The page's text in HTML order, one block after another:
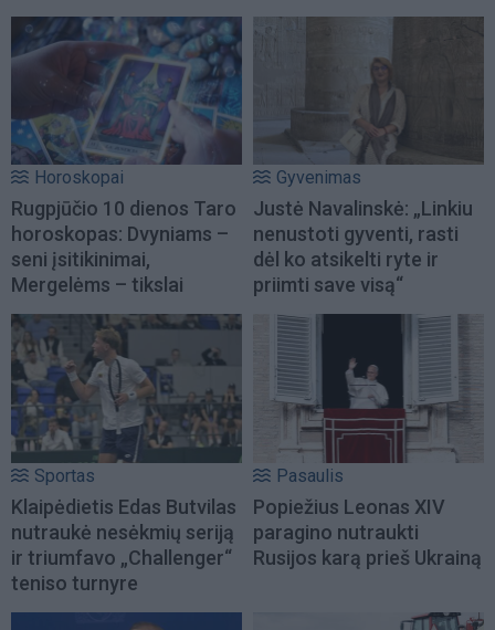
Horoskopai
Rugpjūčio 10 dienos Taro
horoskopas: Dvyniams –
seni įsitikinimai,
Mergelėms – tikslai
Gyvenimas
Justė Navalinskė: „Linkiu
nenustoti gyventi, rasti
dėl ko atsikelti ryte ir
priimti save visą“
Sportas
Klaipėdietis Edas Butvilas
nutraukė nesėkmių seriją
ir triumfavo „Challenger“
teniso turnyre
Pasaulis
Popiežius Leonas XIV
paragino nutraukti
Rusijos karą prieš Ukrainą